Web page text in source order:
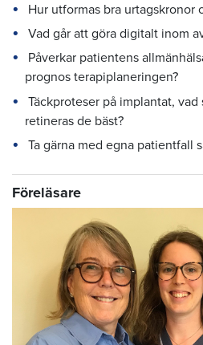
Hur utformas bra urtagskronor
Vad går att göra digitalt inom
Påverkar patientens
prognos terapiplaneringen?
Täckproteser på implantat,
retineras de bäst?
Ta gärna med egna patientfall
Föreläsare